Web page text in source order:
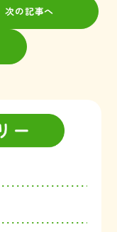
次の記事へ